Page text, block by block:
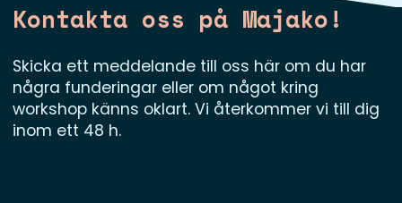
Kontakta oss på Majako!
Skicka ett meddelande till oss här om du har
några funderingar eller om något kring
workshop känns oklart. Vi återkommer vi till dig
inom ett 48 h.